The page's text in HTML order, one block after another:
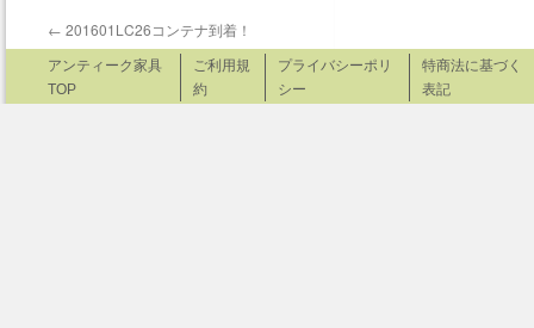
← 201601LC26コンテナ到着！
アンティーク家具
TOP
ご利用規
約
プライバシーポリ
シー
特商法に基づく
表記